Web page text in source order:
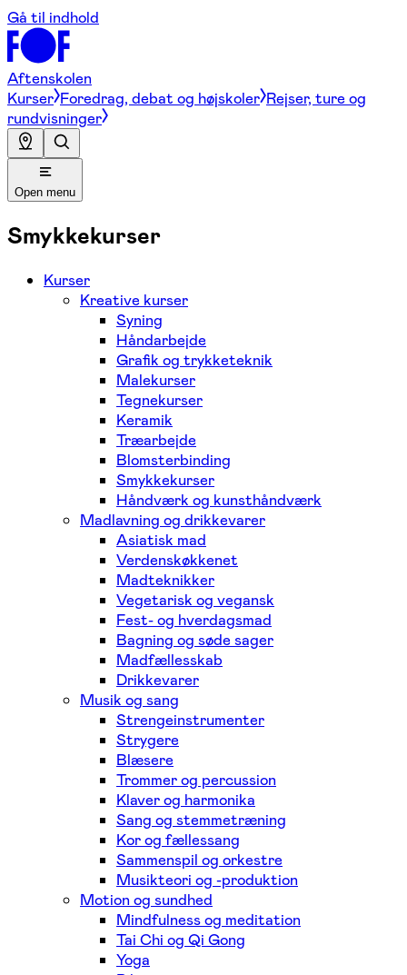
Gå til indhold
Aftenskolen
Kurser Foredrag, debat og højskoler Rejser, ture og
rundvisninger
Open menu
Smykkekurser
Kurser
Kreative kurser
Syning
Håndarbejde
Grafik og trykketeknik
Malekurser
Tegnekurser
Keramik
Træarbejde
Blomsterbinding
Smykkekurser
Håndværk og kunsthåndværk
Madlavning og drikkevarer
Asiatisk mad
Verdenskøkkenet
Madteknikker
Vegetarisk og vegansk
Fest- og hverdagsmad
Bagning og søde sager
Madfællesskab
Drikkevarer
Musik og sang
Strengeinstrumenter
Strygere
Blæsere
Trommer og percussion
Klaver og harmonika
Sang og stemmetræning
Kor og fællessang
Sammenspil og orkestre
Musikteori og -produktion
Motion og sundhed
Mindfulness og meditation
Tai Chi og Qi Gong
Yoga